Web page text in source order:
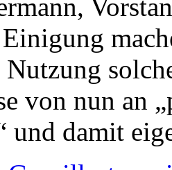
Nutzung
von nun an
und damit